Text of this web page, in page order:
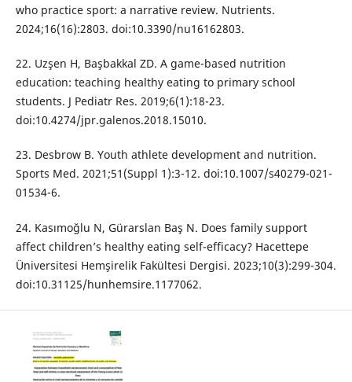
who practice sport: a narrative review. Nutrients.
2024;16(16):2803. doi:10.3390/nu16162803.
22. Uzşen H, Başbakkal ZD. A game-based nutrition
education: teaching healthy eating to primary school
students. J Pediatr Res. 2019;6(1):18-23.
doi:10.4274/jpr.galenos.2018.15010.
23. Desbrow B. Youth athlete development and nutrition.
Sports Med. 2021;51(Suppl 1):3-12. doi:10.1007/s40279-021-
01534-6.
24. Kasımoğlu N, Gürarslan Baş N. Does family support
affect children’s healthy eating self-efficacy? Hacettepe
Üniversitesi Hemşirelik Fakültesi Dergisi. 2023;10(3):299-304.
doi:10.31125/hunhemsire.1177062.